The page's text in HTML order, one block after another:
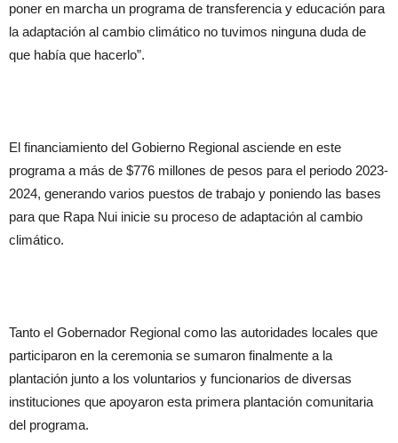
poner en marcha un programa de transferencia y educación para
la adaptación al cambio climático no tuvimos ninguna duda de
que había que hacerlo”.
El financiamiento del Gobierno Regional asciende en este
programa a más de $776 millones de pesos para el periodo 2023-
2024, generando varios puestos de trabajo y poniendo las bases
para que Rapa Nui inicie su proceso de adaptación al cambio
climático.
Tanto el Gobernador Regional como las autoridades locales que
participaron en la ceremonia se sumaron finalmente a la
plantación junto a los voluntarios y funcionarios de diversas
instituciones que apoyaron esta primera plantación comunitaria
del programa.